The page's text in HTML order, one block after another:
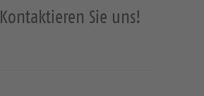
Kontaktieren Sie uns!